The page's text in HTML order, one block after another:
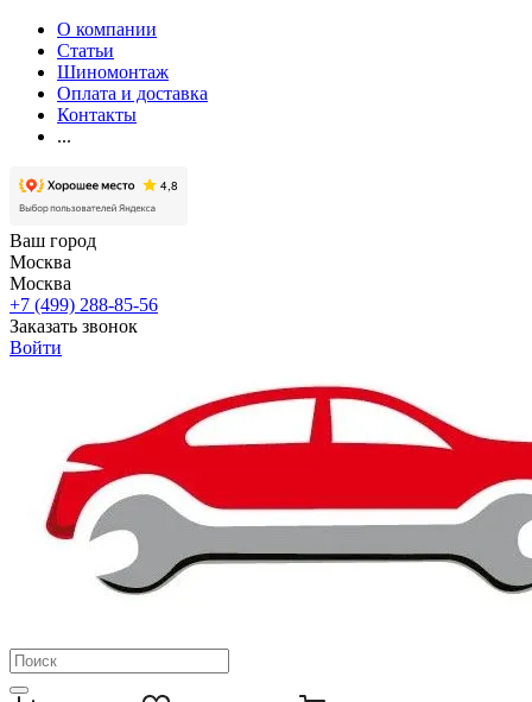
О компании
Статьи
Шиномонтаж
Оплата и доставка
Контакты
...
Ваш город
Москва
Москва
+7 (499) 288-85-56
Заказать звонок
Войти